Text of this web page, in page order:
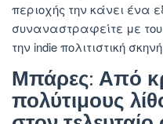
περιοχής την κάνει ένα
συναναστραφείτε με
την indie πολιτιστική
Μπάρες: Από
πολύτιμους